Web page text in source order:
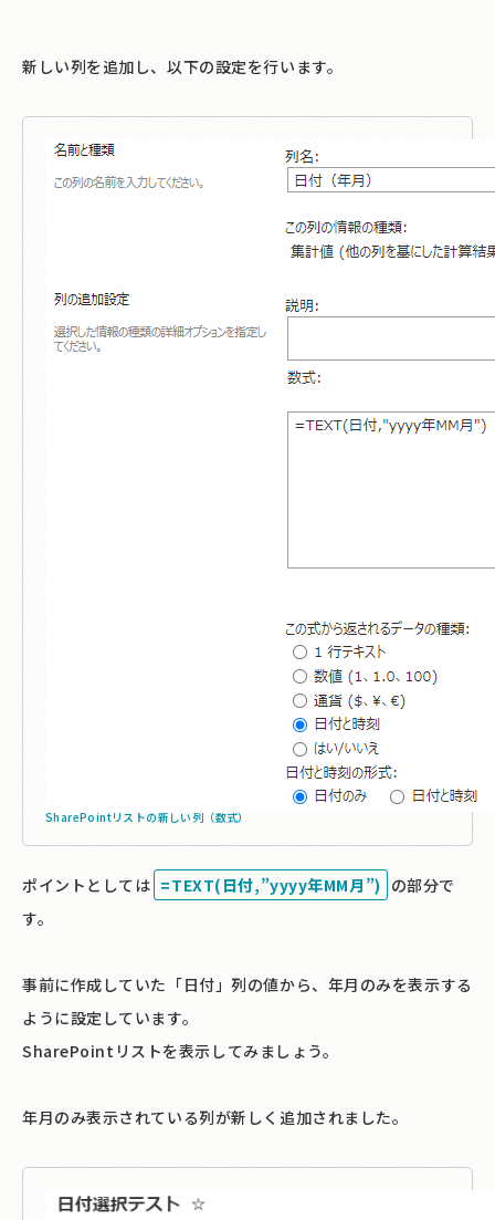
新しい列を追加し、以下の設定を行います。
SharePointリストの新しい列（数式）
ポイントとしては =TEXT(日付,”yyyy年MM月”) の部分で
す。
事前に作成していた「日付」列の値から、年月のみを表示する
ように設定しています。
SharePointリストを表示してみましょう。
年月のみ表示されている列が新しく追加されました。